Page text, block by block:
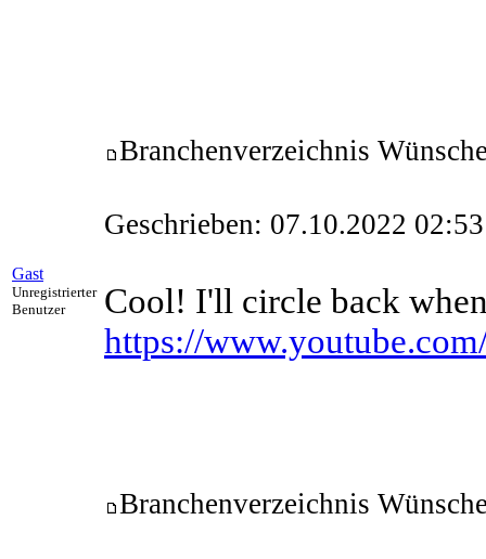
Gast
Unregistrierter
Benutzer
Branchenverzeichnis
Geschrieben: 07.10.2022 02:53
Cool! I'll circle back
https://
Branchenverzeichnis